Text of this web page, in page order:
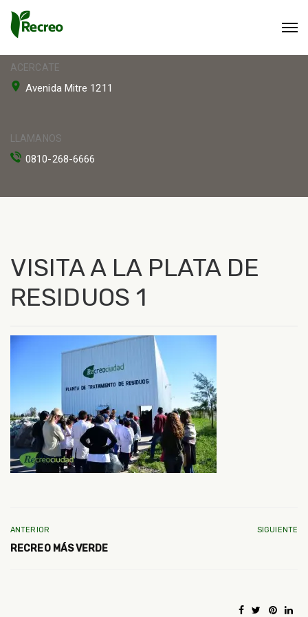
ACERCATE
Avenida Mitre 1211
LLAMANOS
0810-268-6666
VISITA A LA PLATA DE
RESIDUOS 1
ANTERIOR
RECREO MÁS VERDE
SIGUIENTE